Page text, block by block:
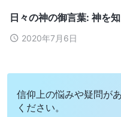
日々の神の御言葉: 神を
2020年7月6日
信仰上の悩みや疑問が
ください。